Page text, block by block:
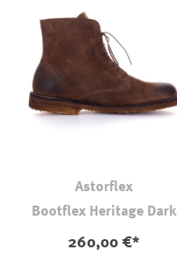
Astorflex
Bootflex Heritage Dark
260,00 €*